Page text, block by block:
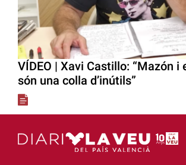
VÍDEO | Xavi Castillo: “Mazón i
són una colla d’inútils”